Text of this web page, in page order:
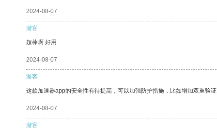
2024-08-07
游客
超棒啊 好用
2024-08-07
游客
这款加速器app的安全性有待提高，可以加强防护措施，比如增加双重验
2024-08-07
游客